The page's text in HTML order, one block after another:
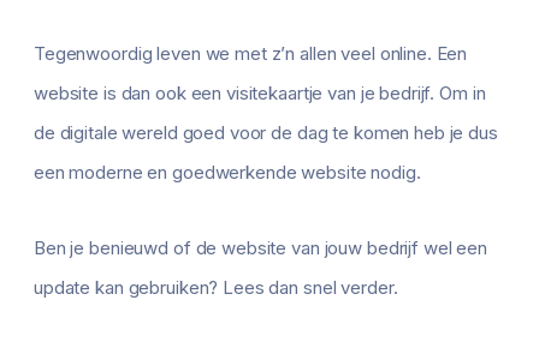
Tegenwoordig leven we met z’n allen veel online. Een
website is dan ook een visitekaartje van je bedrijf. Om in
de digitale wereld goed voor de dag te komen heb je dus
een moderne en goedwerkende website nodig.
Ben je benieuwd of de website van jouw bedrijf wel een
update kan gebruiken? Lees dan snel verder.